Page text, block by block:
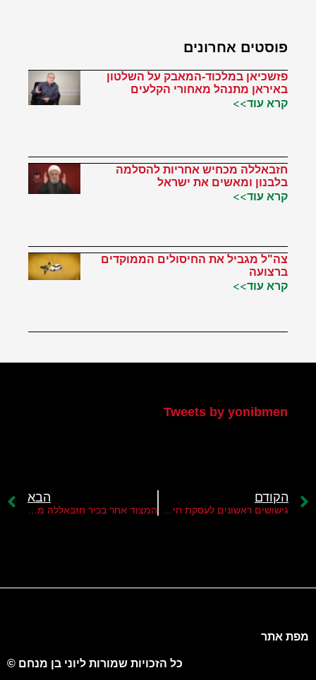
פוסטים אחרונים
פזשכיאן במלכוד-המאבק על השלטון
באיראן מתנהל מאחורי הקלעים
קרא עוד>>
חזבאללה מכחיש אחריות להסלמה
בלבנון ומאשים את ישראל
קרא עוד>>
צה"ל מגביל את החיסולים הממוקדים
ברצועה
קרא עוד>>
Tweets by yonibmen
הקודם
גישושים ראשונים לעסקת חילופי שבויים
הבא
המצוד אחר בכיר חזבאללה מוחמד אלכוות'ראני
מפת אתר
כל הזכויות שמורות ליוני בן מנחם ©